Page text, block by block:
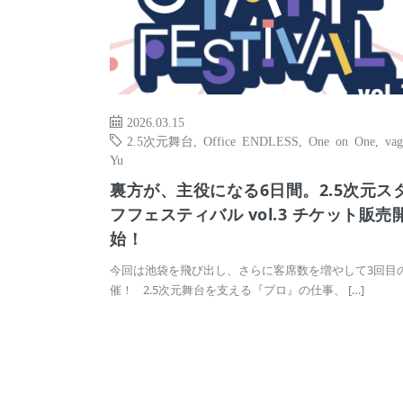
2026.03.15
2.5次元舞台
Office ENDLESS One on One
Yu
裏方が、主役になる6日間。2.5次元ス
フフェスティバル vol.3 チケット販売
始！
今回は池袋を飛び出し、さらに客席数を増やして3回目
催！ 2.5次元舞台を支える『プロ』の仕事、 […]